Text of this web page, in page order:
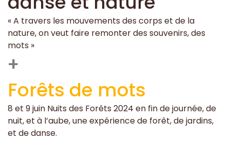
« A travers les mouvements des corps et de la
nature, on veut faire remonter des souvenirs, des
mots »
+
Forêts de mots
8 et 9 juin Nuits des Forêts 2024 en fin de journée, de
nuit, et à l’aube, une expérience de forêt, de jardins,
et de danse.